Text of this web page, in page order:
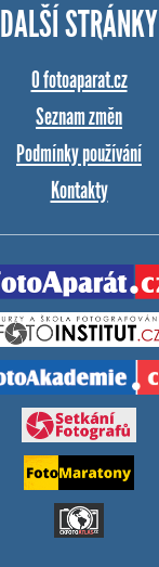
DALŠÍ STRÁNKY
O fotoaparat.cz
Seznam změn
Podmínky používání
Kontakty